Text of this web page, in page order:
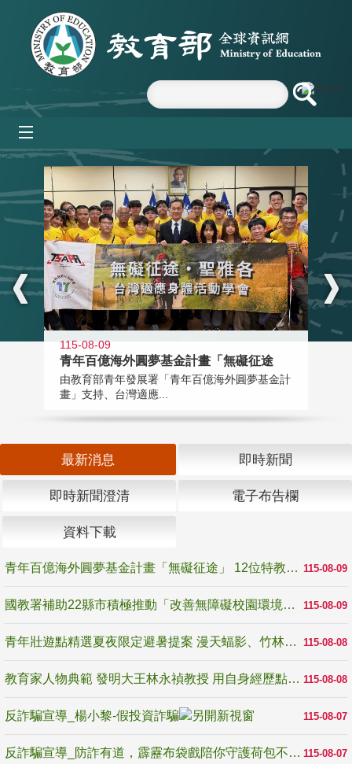
跳到主要內容區塊
:::
115-08-09
青年百億海外圓夢基金計畫「無礙征途
由教育部青年發展署「青年百億海外圓夢基金計
畫」支持、台灣適應...
最新消息 即時新聞
即時新聞澄清 電子布告欄
資料下載
115-08-09
青年百億海外圓夢基金計畫「無礙征途」 12位特教與弱勢青年勇闖西班牙 跨越感官限制見證生命蛻變
115-08-09
國教署補助22縣市積極推動「改善無障礙校園環境計畫」 打造友善、安全、無礙學習空間
115-08-08
青年壯遊點精選夏夜限定避暑提案 漫天蝠影、竹林尋蛙、茶香夜觀 邀青年暮色出發
115-08-08
教育家人物典範 發明大王林永禎教授 用自身經歷點亮學生的路
115-08-07
反詐騙宣導_楊小黎-假投資詐騙
115-08-07
反詐騙宣導_防詐有道，霹靂布袋戲陪你守護荷包不受騙